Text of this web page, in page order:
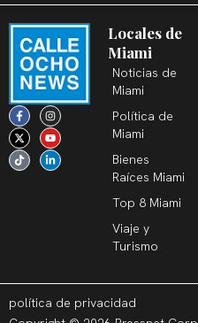
F
a
c
e
b
o
o
I
n
s
t
a
g
r
X
-
t
w
i
t
t
Y
o
u
t
u
b
e
T
i
k
t
o
k
L
i
n
k
e
d
i
Locales de
Miami
Noticias de
Miami
Política de
Miami
Bienes
Raíces Miami
Top 8 Miami
Viaje y
Turismo
política de privacidad